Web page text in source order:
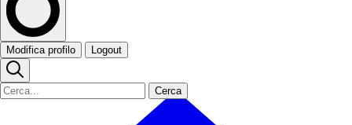
Modifica profilo Logout
Cerca